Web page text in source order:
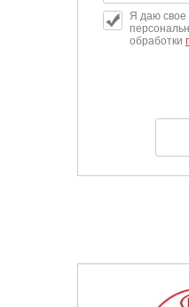
Я даю свое
обработки